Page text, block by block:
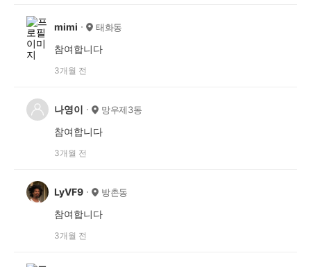
mimi 태화동
참여합니다
3개월 전
나영이 망우제3동
참여합니다
3개월 전
LyVF9 방촌동
참여합니다
3개월 전